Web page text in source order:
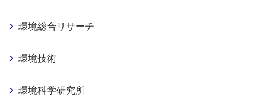
環境総合リサーチ
環境技術
環境科学研究所